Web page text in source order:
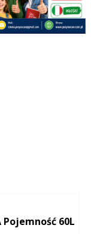
60L